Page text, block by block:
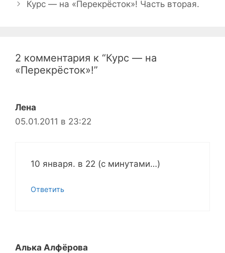
Курс — на «Перекрёсток»! Часть вторая.
2 комментария к “Курс — на
«Перекрёсток»!”
Лена
05.01.2011 в 23:22
10 января. в 22 (с минутами…)
Ответить
Алька Алфёрова